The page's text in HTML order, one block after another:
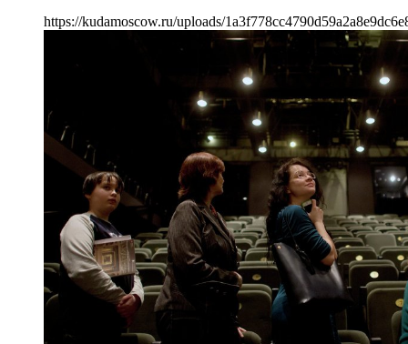
https://kudamoscow.ru/uploads/